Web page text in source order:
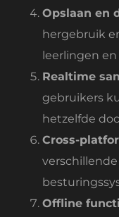
Opslaan en
hergebruik
leerlingen en
Realtime
gebruikers
hetzelfde
Cross-
Offline